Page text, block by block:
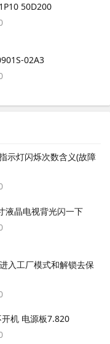
50D200
02A3
示灯闪烁次数含义(故障
液晶电视背光闪一下
入工厂模式和解锁去保
机 电源板7.820